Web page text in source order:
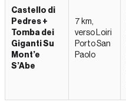
Castello di
Pedres +
Tomba dei
Giganti Su
Mont’e
S’Abe
7 km,
verso Loiri
Porto San
Paolo